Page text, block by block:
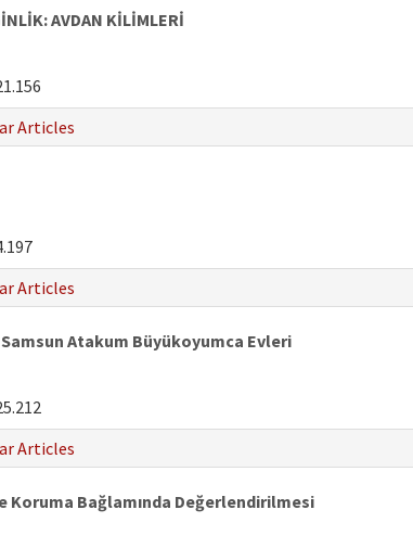
AVDAN KİLİMLERİ
Articles
Articles
Samsun Atakum Büyükoyumca Evleri
Articles
Koruma Bağlamında Değerlendirilmesi